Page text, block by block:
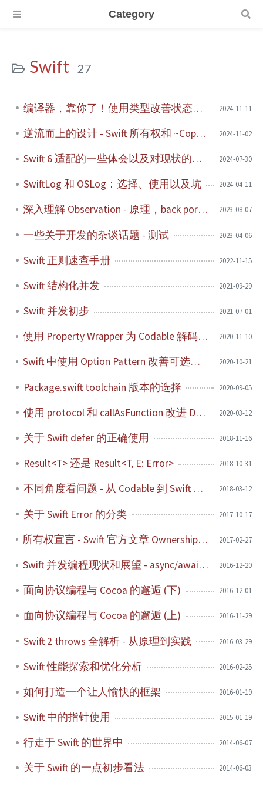
Category
Swift 27
编译器，靠你了！使用类型改善状态设计 2024-11-11
逆流而上的设计 - Swift 所有权和 ~Copyable 2024-11-02
Swift 6 适配的一些体会以及对现状的小吐槽 2024-07-30
SwiftLog 和 OSLog：选择、使用以及坑 2024-04-11
深入理解 Observation - 原理，back porting 和性能 2023-08-07
一些关于开发的杂谈话题 - 测试 2023-04-06
Swift 正则速查手册 2022-11-15
Swift 结构化并发 2021-09-29
Swift 并发初步 2021-07-01
使用 Property Wrapper 为 Codable 解码设定默认值 2020-11-10
Swift 中使用 Option Pattern 改善可选项的 API 设计 2020-10-21
Package.swift toolchain 版本的选择 2020-09-05
使用 protocol 和 callAsFunction 改进 Delegate 2020-03-12
关于 Swift defer 的正确使用 2018-11-16
Result<T> 还是 Result<T, E: Error> 2018-10-31
不同角度看问题 - 从 Codable 到 Swift 元编程 2018-03-12
关于 Swift Error 的分类 2017-10-17
所有权宣言 - Swift 官方文章 Ownership Manifesto 译文评注版 2017-02-27
Swift 并发编程现状和展望 - async/await 和参与者模式 2016-12-20
面向协议编程与 Cocoa 的邂逅 (下) 2016-12-01
面向协议编程与 Cocoa 的邂逅 (上) 2016-11-29
Swift 2 throws 全解析 - 从原理到实践 2016-03-29
Swift 性能探索和优化分析 2016-02-25
如何打造一个让人愉快的框架 2016-01-19
Swift 中的指针使用 2015-01-19
行走于 Swift 的世界中 2014-06-07
关于 Swift 的一点初步看法 2014-06-03